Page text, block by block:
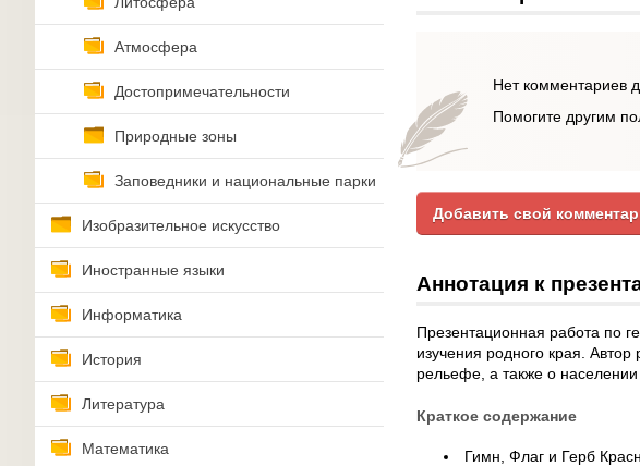
Атмосфера
Достопримечательности
Природные зоны
Заповедники и национальные парки
Изобразительное искусство
Иностранные языки
Информатика
История
Литература
Математика
Нет комментариев
Помогите другим
Добавить свой
Аннотация к
Презентационная работа по
изучения родного края.
рельефе, а также о населении
Краткое содержание
Гимн, Флаг и Герб